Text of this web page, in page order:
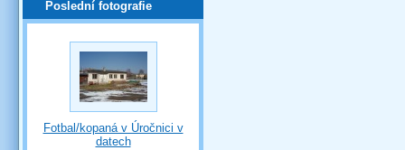
Poslední fotografie
Fotbal/kopaná v Úročnici v
datech